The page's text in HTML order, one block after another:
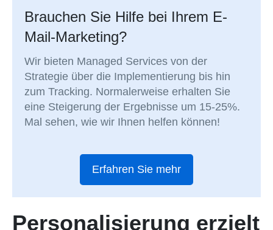
Brauchen Sie Hilfe bei Ihrem E-
Mail-Marketing?
Wir bieten Managed Services von der
Strategie über die Implementierung bis hin
zum Tracking. Normalerweise erhalten Sie
eine Steigerung der Ergebnisse um 15-25%.
Mal sehen, wie wir Ihnen helfen können!
Erfahren Sie mehr
Personalisierung erzielt